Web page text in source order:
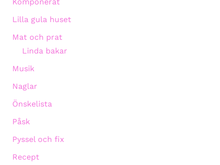
Lilla gula huset
Mat och prat
Linda bakar
Musik
Naglar
Önskelista
Påsk
Pyssel och fix
Recept